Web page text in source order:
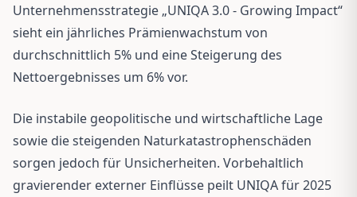
Unternehmensstrategie „UNIQA 3.0 - Growing Impact“
sieht ein jährliches Prämienwachstum von
durchschnittlich 5% und eine Steigerung des
Nettoergebnisses um 6% vor.
Die instabile geopolitische und wirtschaftliche Lage
sowie die steigenden Naturkatastrophenschäden
sorgen jedoch für Unsicherheiten. Vorbehaltlich
gravierender externer Einflüsse peilt UNIQA für 2025